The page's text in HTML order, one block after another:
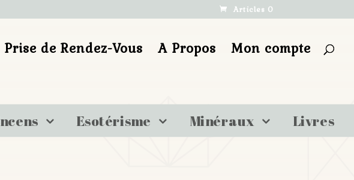
Articles 0
Prise de Rendez-Vous A Propos Mon compte
Esotérisme Minéraux Livres